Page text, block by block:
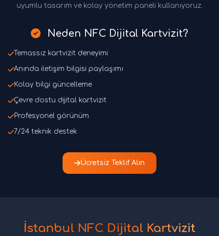
uyumlu tasarım ve kolay yönetim paneli kullanıyoruz.
Neden NFC Dijital Kartvizit?
Temassız kartvizit deneyimi
Anında iletişim bilgisi paylaşımı
Kolay bilgi güncelleme
Çevre dostu dijital kartvizit
Profesyonel görünüm
7/24 teknik destek
Ücretsiz Teklif Alın
İstanbul NFC Dijital Kartvizit